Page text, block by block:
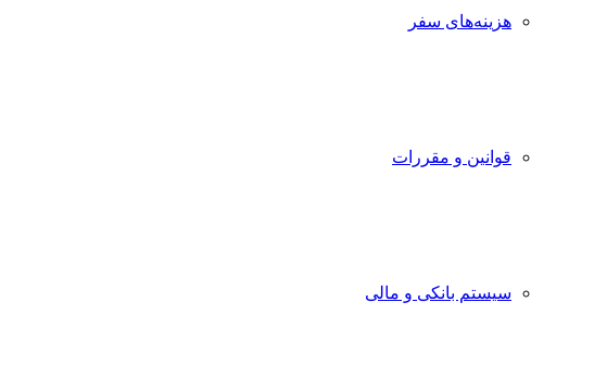
هزینه‌های سفر
قوانین و مقررات
سیستم بانکی و مالی